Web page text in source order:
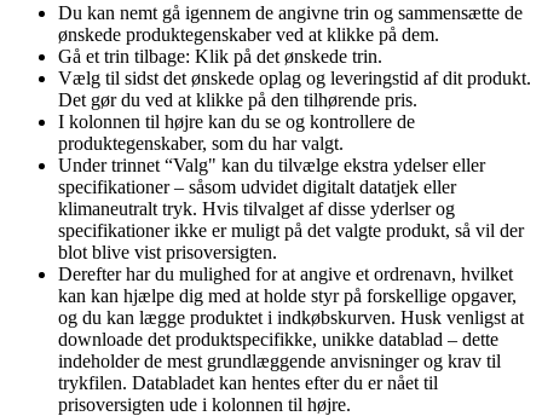
Du kan nemt gå igennem de angivne trin og sammensætte de
ønskede produktegenskaber ved at klikke på dem.
Gå et trin tilbage: Klik på det ønskede trin.
Vælg til sidst det ønskede oplag og leveringstid af dit produkt.
Det gør du ved at klikke på den tilhørende pris.
I kolonnen til højre kan du se og kontrollere de
produktegenskaber, som du har valgt.
Under trinnet “Valg" kan du tilvælge ekstra ydelser eller
specifikationer – såsom udvidet digitalt datatjek eller
klimaneutralt tryk. Hvis tilvalget af disse yderlser og
specifikationer ikke er muligt på det valgte produkt, så vil der
blot blive vist prisoversigten.
Derefter har du mulighed for at angive et ordrenavn, hvilket
kan kan hjælpe dig med at holde styr på forskellige opgaver,
og du kan lægge produktet i indkøbskurven. Husk venligst at
downloade det produktspecifikke, unikke datablad – dette
indeholder de mest grundlæggende anvisninger og krav til
trykfilen. Databladet kan hentes efter du er nået til
prisoversigten ude i kolonnen til højre.